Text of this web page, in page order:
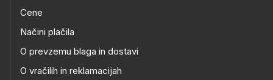
Cene
Načini plačila
O prevzemu blaga in dostavi
O vračilih in reklamacijah